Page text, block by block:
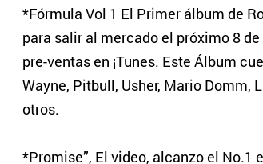
*Fórmula Vol 1 El Primer álbum de
para salir al mercado el próximo 8
pre-ventas en ¡Tunes. Este Álbum
Wayne, Pitbull, Usher, Mario Domm,
otros.
*Promise”, El video, alcanzo el No.1